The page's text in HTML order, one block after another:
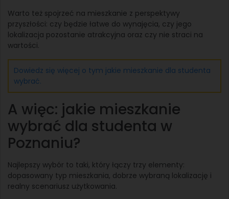
Warto też spojrzeć na mieszkanie z perspektywy
przyszłości: czy będzie łatwe do wynajęcia, czy jego
lokalizacja pozostanie atrakcyjna oraz czy nie straci na
wartości.
Dowiedz się więcej o tym jakie mieszkanie dla studenta
wybrać.
A więc: jakie mieszkanie
wybrać dla studenta w
Poznaniu?
Najlepszy wybór to taki, który łączy trzy elementy:
dopasowany typ mieszkania, dobrze wybraną lokalizację i
realny scenariusz użytkowania.